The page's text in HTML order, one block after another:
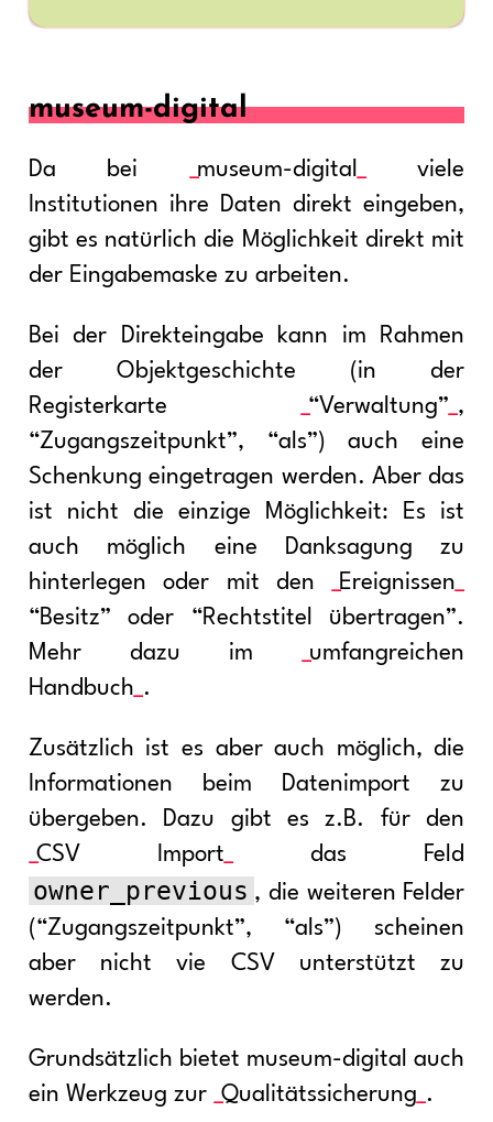
museum-digital
Da bei museum-digital
viele
Institutionen ihre Daten direkt eingeben,
gibt es natürlich die Möglichkeit direkt mit
der Eingabemaske zu arbeiten.
Bei der Direkteingabe kann im Rahmen
der Objektgeschichte (in der
Registerkarte
“Verwaltung” ,
“Zugangszeitpunkt”, “als”) auch eine
Schenkung eingetragen werden. Aber das
ist nicht die einzige Möglichkeit: Es ist
auch möglich eine Danksagung zu
hinterlegen oder mit den
Ereignissen
“Besitz” oder “Rechtstitel übertragen”.
Mehr dazu im
umfangreichen
Handbuch .
Zusätzlich ist es aber auch möglich, die
Informationen beim Datenimport zu
übergeben. Dazu gibt es z.B. für den
CSV Import
das Feld
owner_previous , die weiteren Felder
(“Zugangszeitpunkt”, “als”) scheinen
aber nicht vie CSV unterstützt zu
werden.
Grundsätzlich bietet museum-digital auch
ein Werkzeug zur
Qualitätssicherung .